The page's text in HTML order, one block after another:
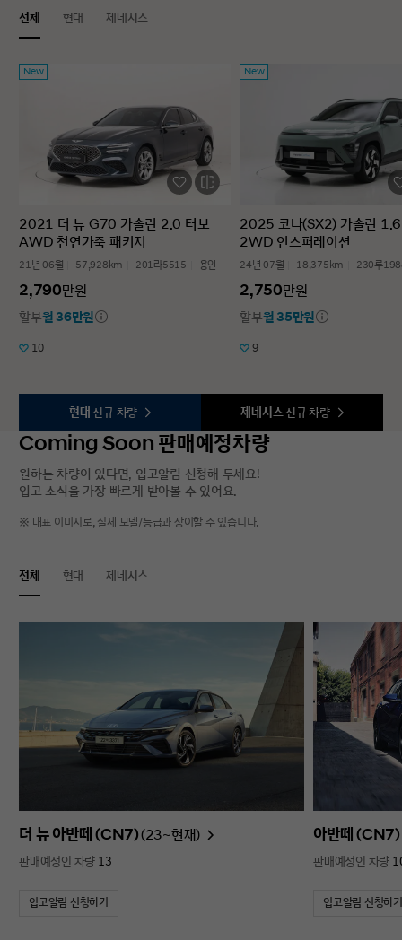
전체 현대 제네시스
New
2021 더 뉴 G70 가솔린 2.0 터보
AWD 천연가죽 패키지
21년 06월 57,928km 201라5515 용인
2,790만원
할부월 36만원
10
New
2025 코나(SX2) 가솔린 1.6
2WD 인스퍼레이션
24년 07월 18,375km 230루
2,750만원
할부월 35만원
9
현대 신규 차량 제네시스 신규 차량
Coming Soon 판매예정차량
원하는 차량이 있다면, 입고알림 신청해 두세요!
입고 소식을 가장 빠르게 받아볼 수 있어요.
※ 대표 이미지로, 실제 모델/등급과 상이할 수 있습니다.
전체 현대 제네시스
더 뉴 아반떼 (CN7)(23~현재)
판매예정인 차량 13
입고알림 신청하기
아반떼 (CN7)
판매예정인 차량
입고알림 신청하기